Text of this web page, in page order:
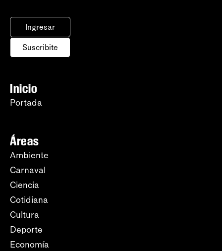
Ingresar
Suscribite
Inicio
Portada
Áreas
Ambiente
Carnaval
Ciencia
Cotidiana
Cultura
Deporte
Economía